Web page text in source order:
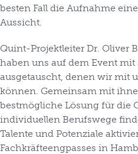
besten Fall die Aufnahme
Aussicht.
Quint-Projektleiter Dr. Oliver
haben uns auf dem Event
ausgetauscht, denen wir mit
können. Gemeinsam mit
bestmögliche Lösung für die
individuellen Berufswege
Talente und Potenziale
Fachkräfteengpasses in